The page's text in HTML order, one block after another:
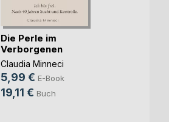
Die Perle im
Verborgenen
Claudia Minneci
5,99 € E-Book
19,11 € Buch